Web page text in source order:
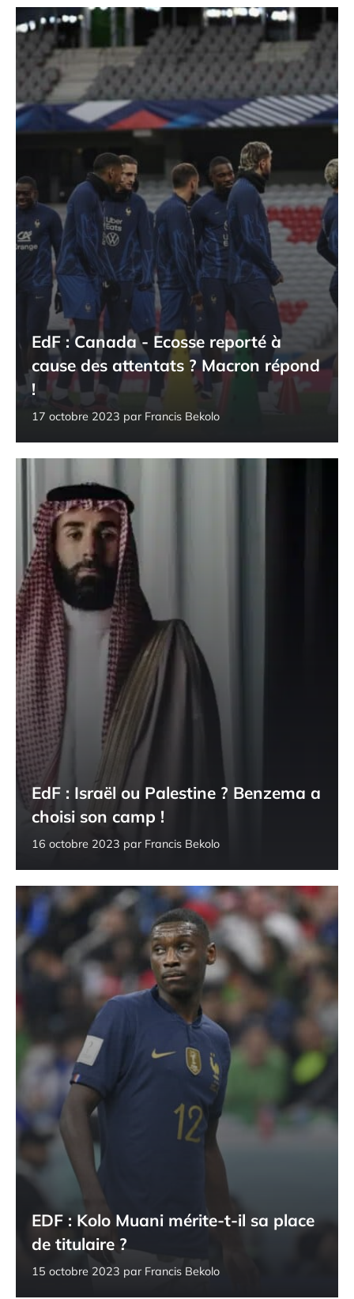
EdF : Canada - Ecosse reporté à
cause des attentats ? Macron répond
!
17 octobre 2023 par Francis Bekolo
EdF : Israël ou Palestine ? Benzema a
choisi son camp !
16 octobre 2023 par Francis Bekolo
EDF : Kolo Muani mérite-t-il sa place
de titulaire ?
15 octobre 2023 par Francis Bekolo